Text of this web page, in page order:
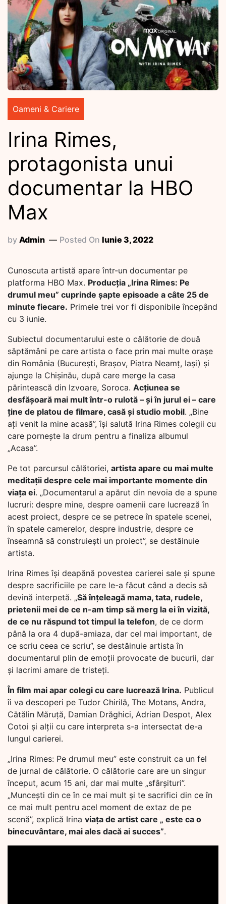
Oameni & Cariere
Irina Rimes,
protagonista unui
documentar la HBO
Max
by Admin Posted On Iunie 3, 2022
Cunoscuta artistă apare într-un documentar pe
platforma HBO Max. Producția „Irina Rimes: Pe
drumul meu” cuprinde șapte episoade a câte 25 de
minute fiecare. Primele trei vor fi disponibile începând
cu 3 iunie.
Subiectul documentarului este o călătorie de două
săptămâni pe care artista o face prin mai multe orașe
din România (Bucureşti, Braşov, Piatra Neamţ, Iaşi) și
ajunge la Chișinău, după care merge la casa
părintească din Izvoare, Soroca. Acțiunea se
desfășoară mai mult într-o rulotă – și în jurul ei – care
ține de platou de filmare, casă și studio mobil. „Bine
ați venit la mine acasă”, își salută Irina Rimes colegii cu
care pornește la drum pentru a finaliza albumul
„Acasa”.
Pe tot parcursul călătoriei, artista apare cu mai multe
meditații despre cele mai importante momente din
viața ei. „Documentarul a apărut din nevoia de a spune
lucruri: despre mine, despre oamenii care lucrează în
acest proiect, despre ce se petrece în spatele scenei,
în spatele camerelor, despre industrie, despre ce
înseamnă să construieşti un proiect”, se destăinuie
artista.
Irina Rimes își deapănă povestea carierei sale și spune
despre sacrificiile pe care le-a făcut când a decis să
devină interpetă. „Să înţeleagă mama, tata, rudele,
prietenii mei de ce n-am timp să merg la ei în vizită,
de ce nu răspund tot timpul la telefon, de ce dorm
până la ora 4 după-amiaza, dar cel mai important, de
ce scriu ceea ce scriu”, se destăinuie artista în
documentarul plin de emoții provocate de bucurii, dar
și lacrimi amare de tristeți.
În film mai apar colegi cu care lucrează Irina. Publicul
îi va descoperi pe Tudor Chirilă, The Motans, Andra,
Cătălin Măruţă, Damian Drăghici, Adrian Despot, Alex
Cotoi şi alţii cu care interpreta s-a intersectat de-a
lungul carierei.
„Irina Rimes: Pe drumul meu” este construit ca un fel
de jurnal de călătorie. O călătorie care are un singur
început, acum 15 ani, dar mai multe „sfârșituri”.
„Muncești din ce în ce mai mult și te sacrifici din ce în
ce mai mult pentru acel moment de extaz de pe
scenă”, explică Irina viața de artist care „ este ca o
binecuvântare, mai ales dacă ai succes”.